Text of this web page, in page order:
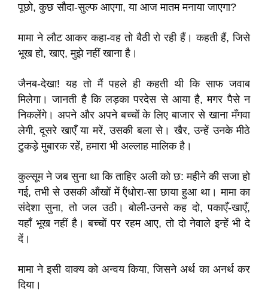
पूछो, कुछ सौदा-सुल्फ आएगा, या आज मातम मनाया जाएगा?
मामा ने लौट आकर कहा-वह तो बैठी रो रही हैं। कहती हैं, जिसे
भूख हो, खाए, मुझे नहीं खाना है।
जैनब-देखा! यह तो मैं पहले ही कहती थी कि साफ जवाब
मिलेगा। जानती है कि लड़का परदेस से आया है, मगर पैसे न
निकलेंगे। अपने और अपने बच्चों के लिए बाजार से खाना मँगवा
लेगी, दूसरे खाएँ या मरें, उसकी बला से। खैर, उन्हें उनके मीठे
टुकड़े मुबारक रहें, हमारा भी अल्लाह मालिक है।
कुल्सूम ने जब सुना था कि ताहिर अली को छ: महीने की सजा हो
गई, तभी से उसकी ऑंखों में ऍंधोरा-सा छाया हुआ था। मामा का
संदेशा सुना, तो जल उठी। बोली-उनसे कह दो, पकाएँ-खाएँ,
यहाँ भूख नहीं है। बच्चों पर रहम आए, तो दो नेवाले इन्हें भी दे
दें।
मामा ने इसी वाक्य को अन्वय किया, जिसने अर्थ का अनर्थ कर
दिया।